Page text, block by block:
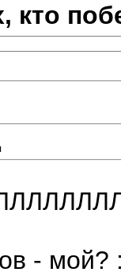
кто
- мой?